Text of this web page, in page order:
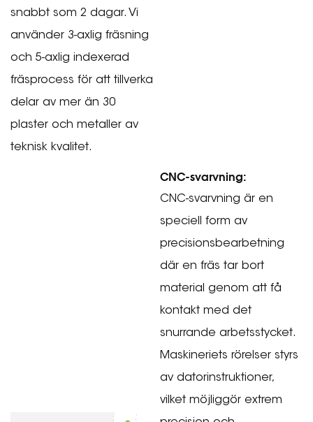
snabbt som 2 dagar. Vi
använder 3-axlig fräsning
och 5-axlig indexerad
fräsprocess för att tillverka
delar av mer än 30
plaster och metaller av
teknisk kvalitet.
CNC-svarvning:
CNC-svarvning är en
speciell form av
precisionsbearbetning
där en fräs tar bort
material genom att få
kontakt med det
snurrande arbetsstycket.
Maskineriets rörelser styrs
av datorinstruktioner,
vilket möjliggör extrem